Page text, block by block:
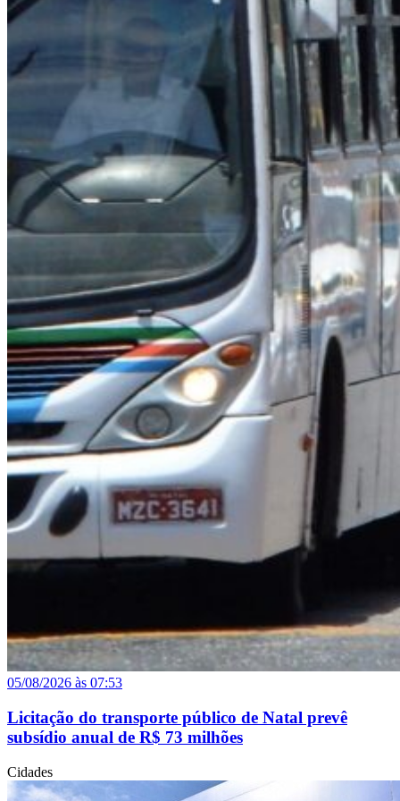
05/08/2026 às 07:53
Licitação do transporte público de Natal prevê
subsídio anual de R$ 73 milhões
Cidades